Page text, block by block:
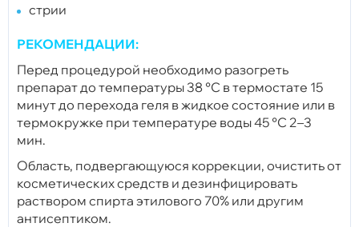
стрии
РЕКОМЕНДАЦИИ:
Перед процедурой необходимо разогреть
препарат до температуры 38 °С в термостате 15
минут до перехода геля в жидкое состояние или в
термокружке при температуре воды 45 °С 2–3
мин.
Область, подвергающуюся коррекции, очистить от
косметических средств и дезинфицировать
раствором спирта этилового 70% или другим
антисептиком.